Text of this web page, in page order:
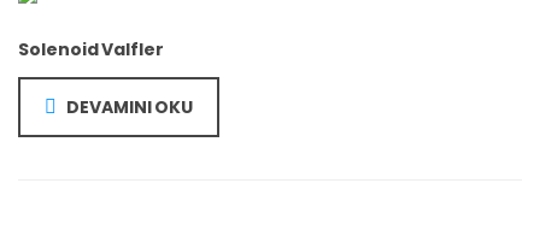
Solenoid Valfler
DEVAMINI OKU